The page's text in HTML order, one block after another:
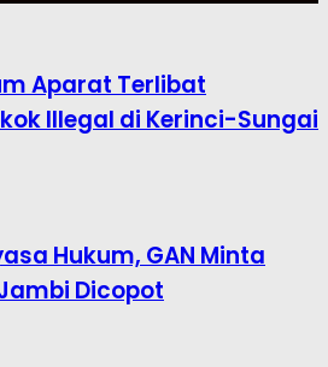
Aparat Terlibat
Illegal di Kerinci-Sungai
Hukum, GAN Minta
Dicopot